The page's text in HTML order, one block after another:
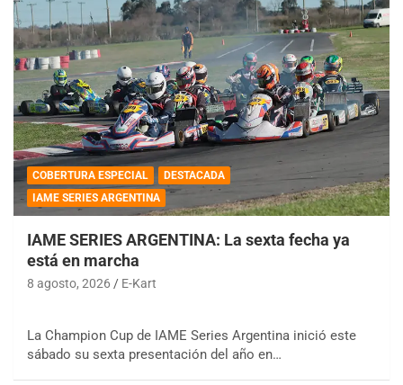
COBERTURA ESPECIAL
DESTACADA
IAME SERIES ARGENTINA
IAME SERIES ARGENTINA: La sexta fecha ya
está en marcha
8 agosto, 2026 E-Kart
La Champion Cup de IAME Series Argentina inició este
sábado su sexta presentación del año en…